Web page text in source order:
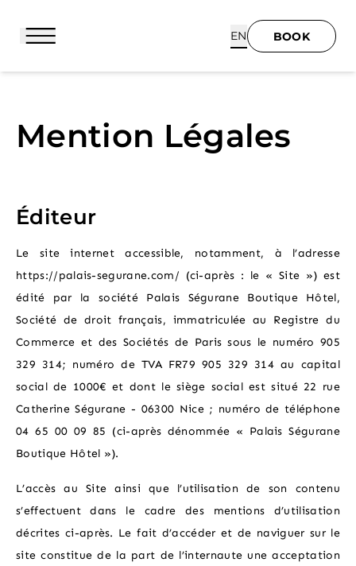
EN BOOK
BOOK
HOTEL & SERVICES
SUITES
CATHERINE
SPECIAL OFFERS
THE NEIGHBOURHOOD
LOCATION
PHOTO GALLERY
Mention Légales
Éditeur
Le site internet accessible, notamment, à l’adresse
https://palais-segurane.com/ (ci-après : le « Site ») est
édité par la société Palais Ségurane Boutique Hôtel,
Société de droit français, immatriculée au Registre du
Commerce et des Sociétés de Paris sous le numéro 905
329 314; numéro de TVA FR79 905 329 314 au capital
social de 1000€ et dont le siège social est situé 22 rue
Catherine Ségurane - 06300 Nice ; numéro de téléphone
04 65 00 09 85 (ci-après dénommée « Palais Ségurane
Boutique Hôtel »).
L’accès au Site ainsi que l’utilisation de son contenu
s’effectuent dans le cadre des mentions d’utilisation
décrites ci-après. Le fait d’accéder et de naviguer sur le
site constitue de la part de l’internaute une acceptation